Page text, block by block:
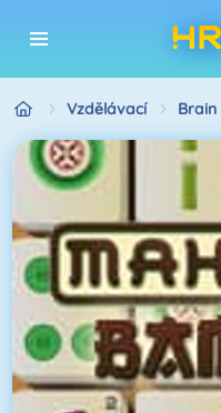
Vzdělávací Brain